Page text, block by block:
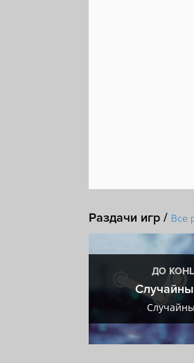
Раздачи игр / Все
ДО